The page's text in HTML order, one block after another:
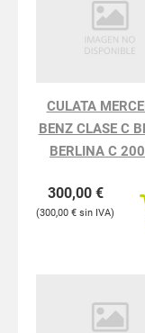
CULATA
BENZ CLASE C
BERLINA C
(204.001)
300,00 €
300,00 €